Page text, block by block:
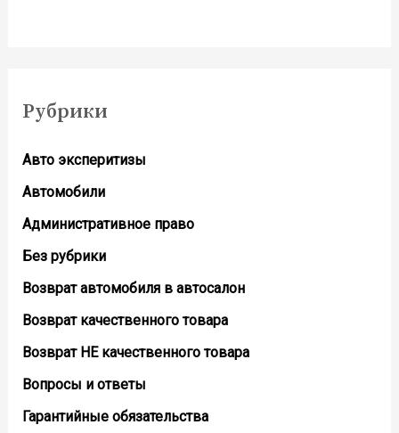
Рубрики
Авто эксперитизы
Автомобили
Административное право
Без рубрики
Возврат автомобиля в автосалон
Возврат кaчественного товара
Возврат НЕ качественного товара
Вопросы и ответы
Гарантийные обязательства